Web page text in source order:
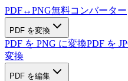
PDF↔PNG無料コンバーター
PDF を変換
PDF を PNG に変換PDF を
変換
PDF を編集